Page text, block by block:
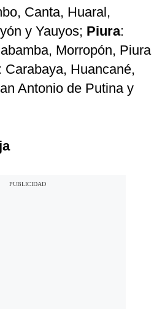
Canta, Huaral,
y Yauyos; Piura:
Morropón, Piura
: Carabaya, Huancané,
Antonio de Putina y